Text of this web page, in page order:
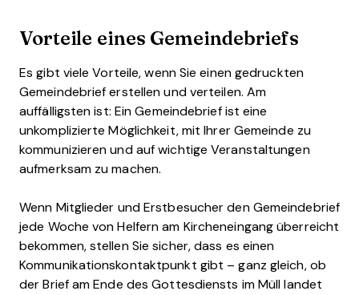
Vorteile eines Gemeindebriefs
Es gibt viele Vorteile, wenn Sie einen gedruckten
Gemeindebrief erstellen und verteilen. Am
auffälligsten ist: Ein Gemeindebrief ist eine
unkomplizierte Möglichkeit, mit Ihrer Gemeinde zu
kommunizieren und auf wichtige Veranstaltungen
aufmerksam zu machen.
Wenn Mitglieder und Erstbesucher den Gemeindebrief
jede Woche von Helfern am Kircheneingang überreicht
bekommen, stellen Sie sicher, dass es einen
Kommunikationskontaktpunkt gibt – ganz gleich, ob
der Brief am Ende des Gottesdiensts im Müll landet